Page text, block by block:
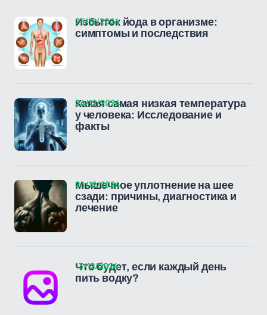
Избыток йода в организме:
симптомы и последствия
25/12/2024
Какая самая низкая температура
у человека: Исследование и
факты
24/12/2024
Мышечное уплотнение на шее
сзади: причины, диагностика и
лечение
24/12/2024
Что будет, если каждый день
пить водку?
13/12/2024